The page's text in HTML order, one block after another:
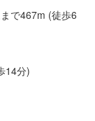
で467m (徒歩6
14分)